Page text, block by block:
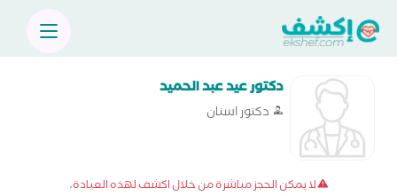
دكتور عيد عبد الحميد
دكتور اسنان
لا يمكن الحجز مباشرة من خلال اكشف لهذه العيادة،